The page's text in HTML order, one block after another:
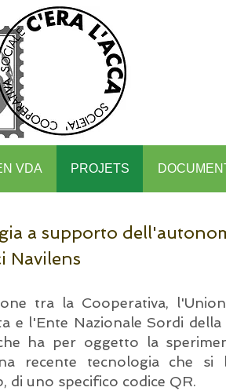
VDA PROJETS
a supporto
Navilens
tra la Cooperativa,
e l'Ente Nazionale Sordi
ha per oggetto la
recente tecnologia che si
di uno specifico codice QR.